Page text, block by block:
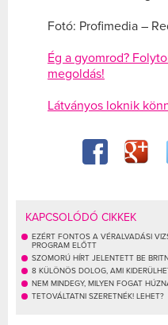
Fotó: Profimedia –
Ég a gyomrod?
megoldás!
Látványos loknik
KAPCSOLÓDÓ CIKKEK
EZÉRT FONTOS A VÉRALVADÁSI
PROGRAM ELŐTT
SZOMORÚ HÍRT JELENTETT BE
8 KÜLÖNÖS DOLOG, AMI
NEM MINDEGY, MILYEN FOGAT
TETOVÁLTATNI SZERETNÉK! LEHET?